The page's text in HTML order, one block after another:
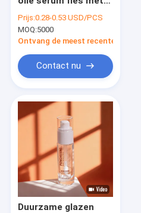
Nieuws
Vraag een offerte
Plastic Verpakkende Flessen
Plastic Verpakkende Kruiken
Schuimplasticfles
Plastic Lotionfles
goud splinter
aanpasbare
verpakking voor
cosmetische
huidverzorging
Prijs:0.28-0.53 USD/PCS
MOQ:5000
Ontvang de meest recente Prijs
Contact nu
Duurzame glazen